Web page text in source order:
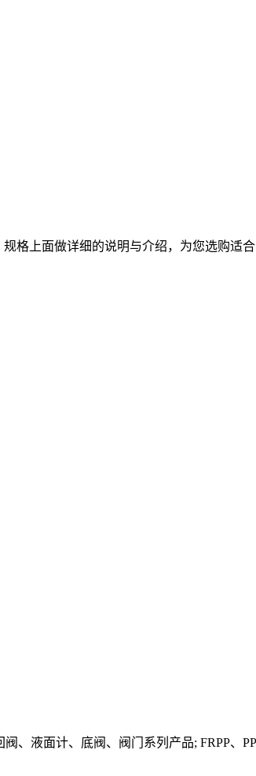
格上面做详细的说明与介绍，为您选购适
、液面计、底阀、阀门系列产品; FRPP、